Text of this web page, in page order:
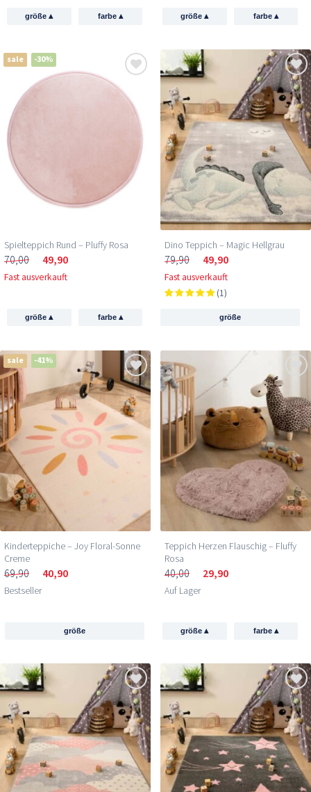
größe▴ farbe ▴ größe▴ farbe ▴
sale -30%
Spielteppich Rund – Pluffy Rosa
70,00 49,90
Fast ausverkauft
größe▴ farbe ▴
Dino Teppich – Magic Hellgrau
79,90 49,90
Fast ausverkauft
(1)
größe
sale -41%
Kinderteppiche – Joy Floral-Sonne
Creme
69,90 40,90
Bestseller
größe
Teppich Herzen Flauschig – Fluffy
Rosa
40,00 29,90
Auf Lager
größe▴ farbe ▴